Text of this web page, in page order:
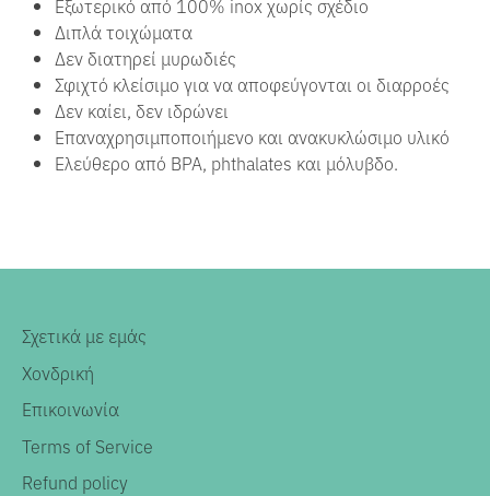
Εξωτερικό από 100% inox χωρίς σχέδιο
Διπλά τοιχώματα
Δεν διατηρεί μυρωδιές
Σφιχτό κλείσιμο για να αποφεύγονται οι διαρροές
Δεν καίει, δεν ιδρώνει
Επαναχρησιμποποιήμενο και ανακυκλώσιμο υλικό
Ελεύθερο από BPA, phthalates και μόλυβδο.
Σχετικά με εμάς
Χονδρική
Επικοινωνία
Terms of Service
Refund policy